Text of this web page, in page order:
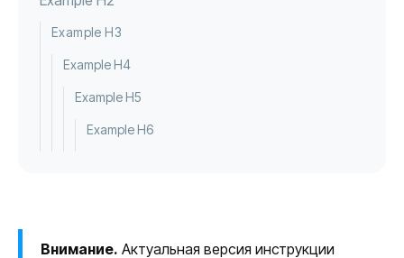
Example H3
Example H4
Example H5
Example H6
Внимание. Актуальная версия инструкции